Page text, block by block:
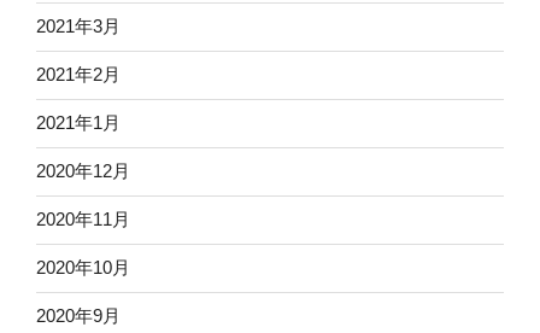
2021年3月
2021年2月
2021年1月
2020年12月
2020年11月
2020年10月
2020年9月